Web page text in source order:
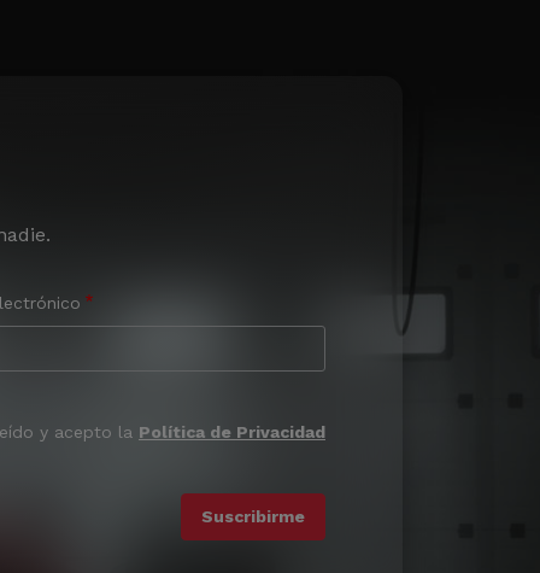
y acepto la Política de Privacidad